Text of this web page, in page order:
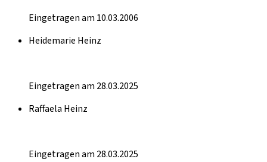
Eingetragen am 10.03.2006
Heidemarie Heinz
Eingetragen am 28.03.2025
Raffaela Heinz
Eingetragen am 28.03.2025